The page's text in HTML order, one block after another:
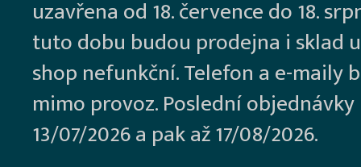
uzavřena od 18. července do 18.
tuto dobu budou prodejna i sklad
shop nefunkční. Telefon a e-maily
mimo provoz. Poslední
13/07/2026 a pak až 17/08/2026.